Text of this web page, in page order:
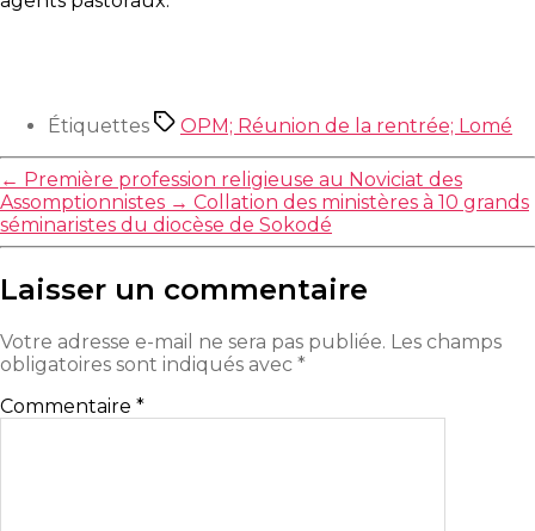
Étiquettes OPM; Réunion de la rentrée; Lomé
← Première profession religieuse au Noviciat des
Assomptionnistes → Collation des ministères à 10 grands
séminaristes du diocèse de Sokodé
Laisser un commentaire
Votre adresse e-mail ne sera pas publiée. Les champs
obligatoires sont indiqués avec *
Commentaire *